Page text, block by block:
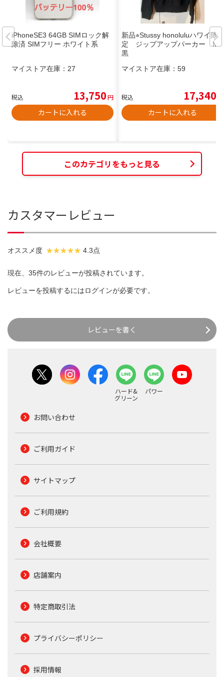
iPhoneSE3 64GB SIMロック解
除済 SIMフリー ホワイト系
マイストア在庫： 27
税込 13,750円
カートに入れる
新品⭐︎Stussy honoluluハワイ限
定 ジップアップパーカー M
黒
マイストア在庫： 59
税込 17,340
カートに入れる
このカテゴリをもっと見る
カスタマーレビュー
オススメ度 4.3点
現在、35件のレビューが投稿されています。
レビューを投稿するにはログインが必要です。
レビューを書く
ハード&
グリーン
パワー
お問い合わせ
ご利用ガイド
サイトマップ
ご利用規約
会社概要
店舗案内
特定商取引法
プライバシーポリシー
採用情報